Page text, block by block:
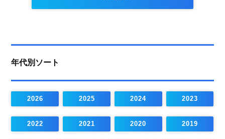
年代別ソート
2026 2025 2024 2023
2022 2021 2020 2019